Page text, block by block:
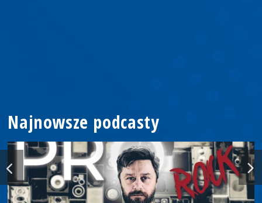
Najnowsze podcasty